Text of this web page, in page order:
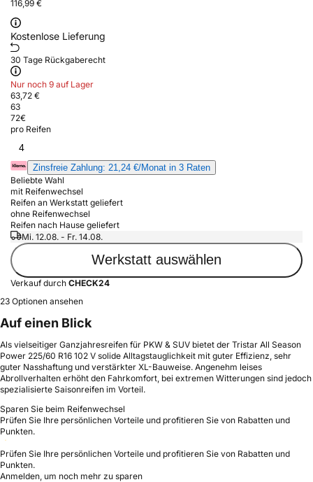
116,99 €
Kostenlose Lieferung
30 Tage Rückgaberecht
Nur noch 9 auf Lager
63,72 €
63
72€
pro Reifen
4
Zinsfreie Zahlung: 21,24 €/Monat in 3 Raten
Beliebte Wahl
mit Reifenwechsel
Reifen an Werkstatt geliefert
ohne Reifenwechsel
Reifen nach Hause geliefert
Mi. 12.08. - Fr. 14.08.
Werkstatt auswählen
Verkauf durch CHECK24
23 Optionen ansehen
Auf einen Blick
Als vielseitiger Ganzjahresreifen für PKW & SUV bietet der Tristar All Season
Power 225/60 R16 102 V solide Alltagstauglichkeit mit guter Effizienz, sehr
guter Nasshaftung und verstärkter XL-Bauweise. Angenehm leises
Abrollverhalten erhöht den Fahrkomfort, bei extremen Witterungen sind jedoch
spezialisierte Saisonreifen im Vorteil.
Sparen Sie beim Reifenwechsel
Prüfen Sie Ihre persönlichen Vorteile und profitieren Sie von Rabatten und
Punkten.
Prüfen Sie Ihre persönlichen Vorteile und profitieren Sie von Rabatten und
Punkten.
Anmelden, um noch mehr zu sparen